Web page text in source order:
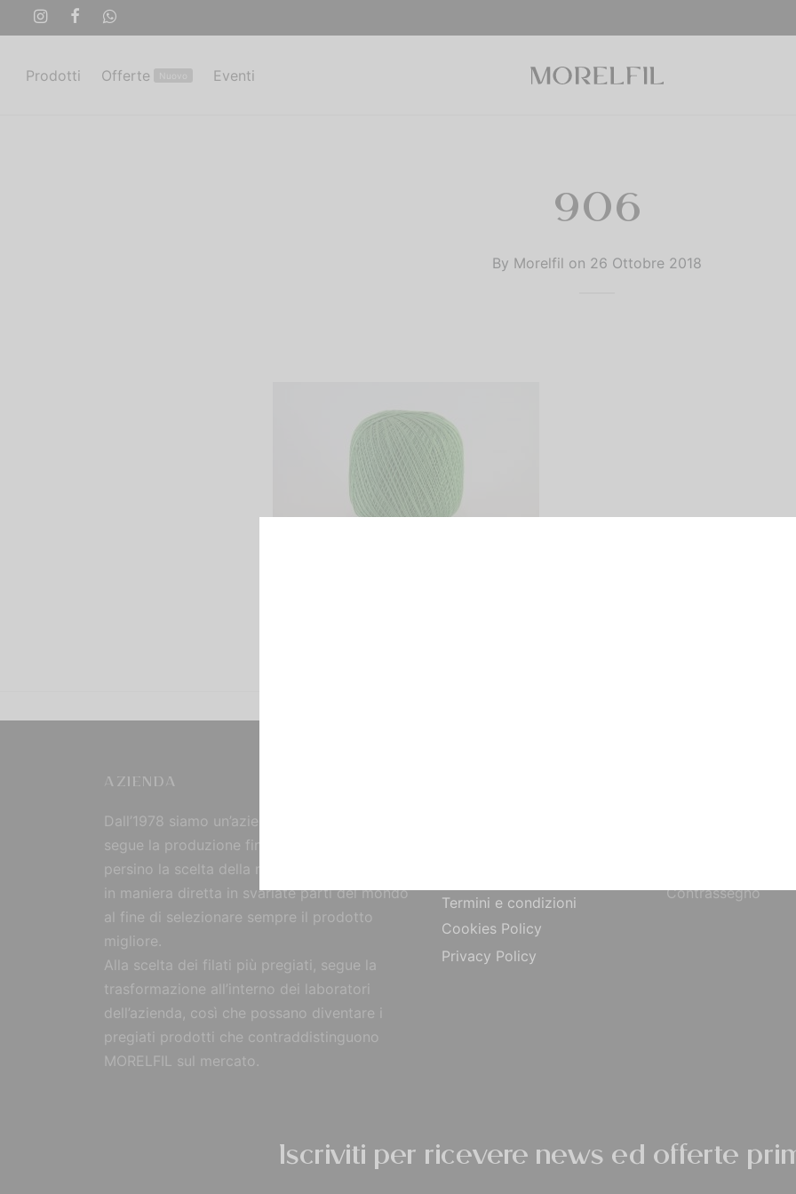
Prodotti Offerte Eventi
906
By Morelfil on 26 Ottobre 2018
AZIENDA
Dall’1978 siamo un’azienda strutturata che
segue la produzione fin dall’origine, curando
persino la scelta della materia prima, reperita
in maniera diretta in svariate parti del mondo
al fine di selezionare sempre il prodotto
migliore.
Alla scelta dei filati più pregiati, segue la
trasformazione all’interno dei laboratori
dell’azienda, così che possano diventare i
pregiati prodotti che contraddistinguono
MORELFIL sul mercato.
Termini e condizioni
Cookies Policy
Privacy Policy
Contrassegno
Iscriviti per ricevere news ed offerte